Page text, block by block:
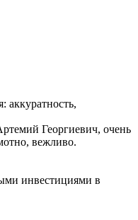
аккуратность,
Георгиевич, очень
вежливо.
инвестициями в